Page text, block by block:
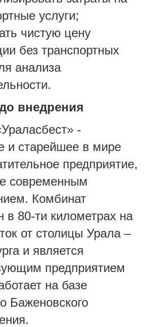
услуги;
чистую цену
без транспортных
анализа
внедрения
-
и старейшее в мире
предприятие,
современным
Комбинат
в 80-ти километрах на
от столицы Урала –
и является
предприятием
на базе
Баженовского